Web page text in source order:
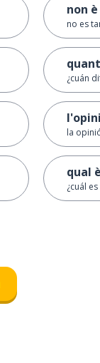
non
no es
¿cuán
la
qual
¿cuál